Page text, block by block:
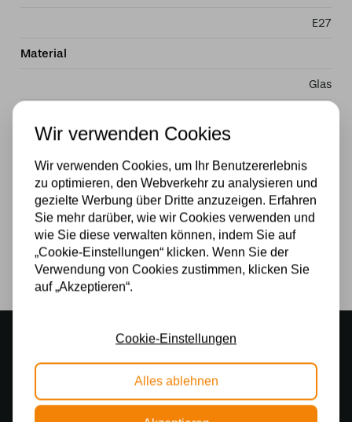
E27
Material
Glas
Wattzahl
40W
Lichtquelle
Stimmungsvoller Showroom
Kostenloser Versand
Kostenloser Versand in Deutschland ab 99 €
Wir verwenden Cookies
Wir verwenden Cookies, um Ihr Benutzererlebnis
zu optimieren, den Webverkehr zu analysieren und
gezielte Werbung über Dritte anzuzeigen. Erfahren
Sie mehr darüber, wie wir Cookies verwenden und
wie Sie diese verwalten können, indem Sie auf
„Cookie-Einstellungen“ klicken. Wenn Sie der
Verwendung von Cookies zustimmen, klicken Sie
auf „Akzeptieren“.
Cookie-Einstellungen
Alles ablehnen